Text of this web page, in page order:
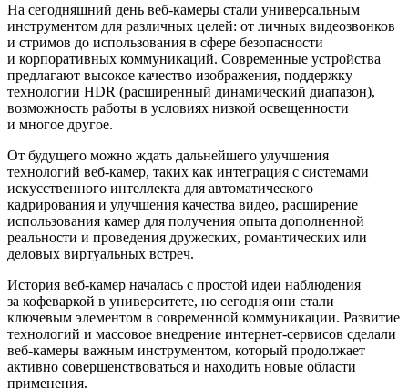
На сегодняшний день веб-камеры стали универсальным
инструментом для различных целей: от личных видеозвонков
и стримов до использования в сфере безопасности
и корпоративных коммуникаций. Современные устройства
предлагают высокое качество изображения, поддержку
технологии HDR (расширенный динамический диапазон),
возможность работы в условиях низкой освещенности
и многое другое.
От будущего можно ждать дальнейшего улучшения
технологий веб-камер, таких как интеграция с системами
искусственного интеллекта для автоматического
кадрирования и улучшения качества видео, расширение
использования камер для получения опыта дополненной
реальности и проведения дружеских, романтических или
деловых виртуальных встреч.
История веб-камер началась с простой идеи наблюдения
за кофеваркой в университете, но сегодня они стали
ключевым элементом в современной коммуникации. Развитие
технологий и массовое внедрение интернет-сервисов сделали
веб-камеры важным инструментом, который продолжает
активно совершенствоваться и находить новые области
применения.